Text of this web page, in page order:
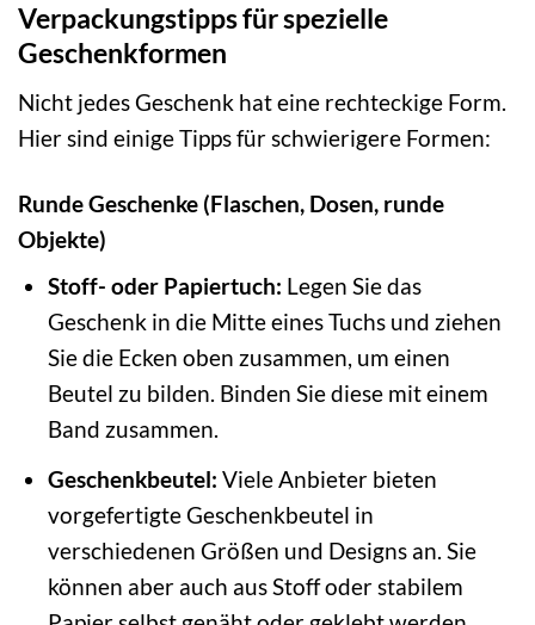
Verpackungstipps für spezielle
Geschenkformen
Nicht jedes Geschenk hat eine rechteckige Form.
Hier sind einige Tipps für schwierigere Formen:
Runde Geschenke (Flaschen, Dosen, runde
Objekte)
Stoff- oder Papiertuch: Legen Sie das
Geschenk in die Mitte eines Tuchs und ziehen
Sie die Ecken oben zusammen, um einen
Beutel zu bilden. Binden Sie diese mit einem
Band zusammen.
Geschenkbeutel: Viele Anbieter bieten
vorgefertigte Geschenkbeutel in
verschiedenen Größen und Designs an. Sie
können aber auch aus Stoff oder stabilem